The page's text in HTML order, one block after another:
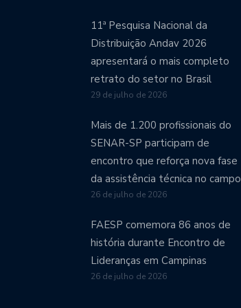
11ª Pesquisa Nacional da
Distribuição Andav 2026
apresentará o mais completo
retrato do setor no Brasil
29 de julho de 2026
Mais de 1.200 profissionais do
SENAR-SP participam de
encontro que reforça nova fase
da assistência técnica no campo
26 de julho de 2026
FAESP comemora 86 anos de
história durante Encontro de
Lideranças em Campinas
26 de julho de 2026